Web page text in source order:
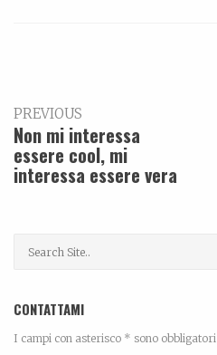
PREVIOUS
Non mi interessa
essere cool, mi
interessa essere vera
CONTATTAMI
I campi con asterisco * sono obbligatori